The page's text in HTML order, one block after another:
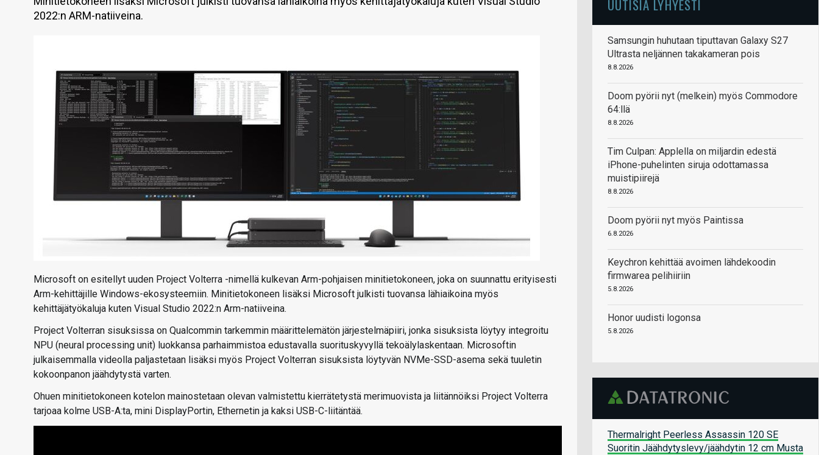
2022:n ARM-natiiveina.
Microsoft on esitellyt uuden Project Volterra -nimellä kulkevan Arm-pohjaisen minitietokoneen, joka on suunnattu erityisesti
Arm-kehittäjille Windows-ekosysteemiin. Minitietokoneen lisäksi Microsoft julkisti tuovansa lähiaikoina myös
kehittäjätyökaluja kuten Visual Studio 2022:n Arm-natiiveina.
Project Volterran sisuksissa on Qualcommin tarkemmin määrittelemätön järjestelmäpiiri, jonka sisuksista löytyy integroitu
NPU (neural processing unit) luokkansa parhaimmistoa edustavalla suorituskyvyllä tekoälylaskentaan. Microsoftin
julkaisemmalla videolla paljastetaan lisäksi myös Project Volterran sisuksista löytyvän NVMe-SSD-asema sekä tuuletin
kokoonpanon jäähdytystä varten.
Ohuen minitietokoneen kotelon mainostetaan olevan valmistettu kierrätetystä merimuovista ja liitännöiksi Project Volterra
tarjoaa kolme USB-A:ta, mini DisplayPortin, Ethernetin ja kaksi USB-C-liitäntää.
UUTISIA LYHYESTI
Samsungin huhutaan tiputtavan Galaxy S27
Ultrasta neljännen takakameran pois
8.8.2026
Doom pyörii nyt (melkein) myös Commodore
64:llä
8.8.2026
Tim Culpan: Applella on miljardin edestä
iPhone-puhelinten siruja odottamassa
muistipiirejä
8.8.2026
Doom pyörii nyt myös Paintissa
6.8.2026
Keychron kehittää avoimen lähdekoodin
firmwarea pelihiiriin
5.8.2026
Honor uudisti logonsa
5.8.2026
Thermalright Peerless Assassin 120 SE
Suoritin Jäähdytyslevy/jäähdytin 12 cm Musta